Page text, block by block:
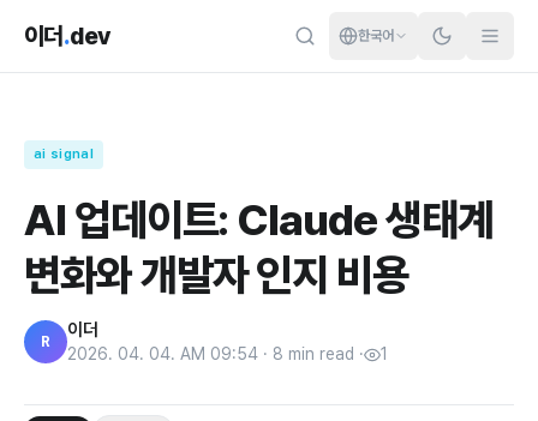
이더 .dev 한국어
ai signal
AI 업데이트: Claude 생태계
변화와 개발자 인지 비용
R
이더
2026. 04. 04. AM 09:54 · 8 min read · 1